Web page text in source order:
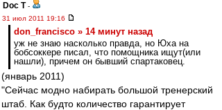
Doc T -
31 июл 2011 19:16
don_francisco » 14 минут назад
уж не знаю насколько правда, но Юха на
бобсоккере писал, что помощника ищут(или
нашли), причем он бывший спартаковец.
(январь 2011)
"Сейчас модно набирать большой тренерский
штаб. Как будто количество гарантирует